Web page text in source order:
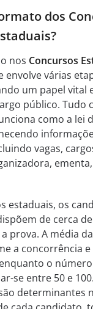
dos
nos Concursos
envolve várias
um papel vital
público. Tudo
como a lei
vagas,
estaduais, os
de cerca
prova. A média
a concorrência
o
se entre 50 e
determinantes